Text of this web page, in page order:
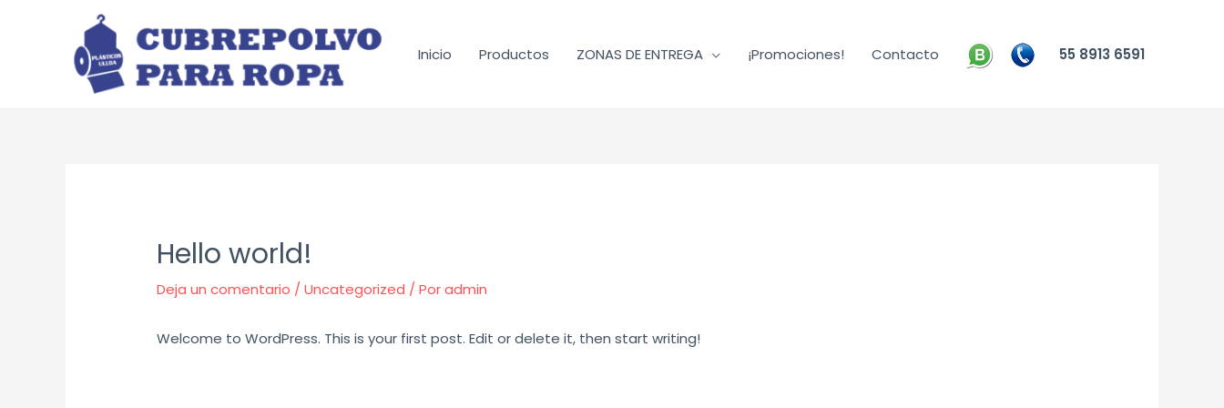
Inicio Productos ZONAS DE ENTREGA ¡Promociones! Contacto 55 8913 6591
Hello world!
Deja un comentario /Uncategorized / Poradmin
Welcome to WordPress. This is your first post. Edit or delete it, then start writing!